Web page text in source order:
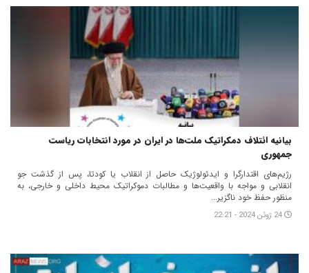
بیانیه ائتلاف دمکراتیک ملت‌ها در ایران در مورد انتخابات ریاست
جمهوری
رژیم‌های اقتدارگرا و ایدئولوژیک حاصل از انقلاب یا کودتا، پس از گذشت جو
انقلابی و مواجه با واقعیت‌ها و مطالبات دموکراتیک محیط داخلی و خارجی، به
منظور حفظ خود ناگزیر...
24 ژوئن 2024 - 22:21